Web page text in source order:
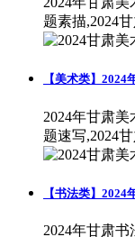
题素描,2024
【美术类】
2024年甘肃
题速写,2024
【书法类】2024
2024年甘肃